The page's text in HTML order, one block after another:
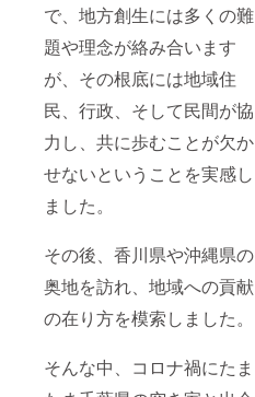
で、地方創生には多くの難
題や理念が絡み合います
が、その根底には地域住
民、行政、そして民間が協
力し、共に歩むことが欠か
せないということを実感し
ました。
その後、香川県や沖縄県の
奥地を訪れ、地域への貢献
の在り方を模索しました。
そんな中、コロナ禍にたま